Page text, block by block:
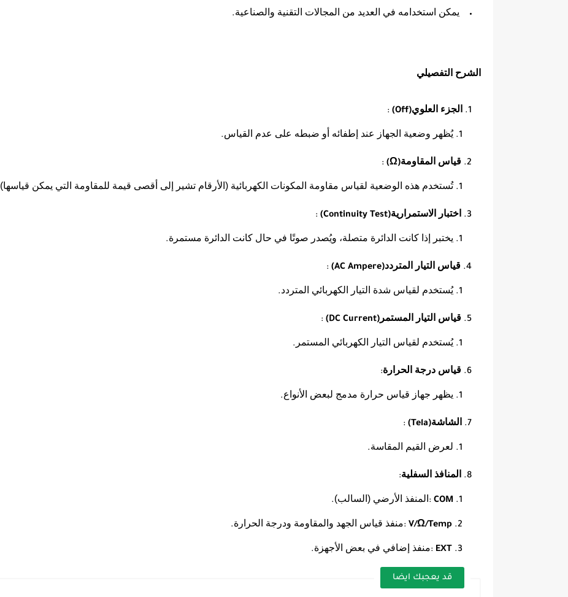
يمكن استخدامه في العديد من المجالات التقنية والصناعية.
الشرح التفصيلي
الجزء العلوي(Off)
:
يُظهر وضعية الجهاز عند إطفائه أو ضبطه على عدم القياس.
قياس المقاومة(Ω)
:
تُستخدم هذه الوضعية لقياس مقاومة المكونات الكهربائية (الأرقام تشير إلى أقصى قيمة للمقاومة التي يمكن قياسها)
اختبار الاستمرارية(Continuity Test)
:
يختبر إذا كانت الدائرة متصلة، ويُصدر صوتًا في حال كانت الدائرة مستمرة.
قياس التيار المتردد(AC Ampere)
:
يُستخدم لقياس شدة التيار الكهربائي المتردد.
قياس التيار المستمر (DC Current)
:
يُستخدم لقياس التيار الكهربائي المستمر .
قياس درجة الحرارة:
يظهر جهاز قياس حرارة مدمج لبعض الأنواع.
الشاشة(Tela)
:
لعرض القيم المقاسة.
المنافذ السفلية:
COM
: المنفذ الأرضي (السالب).
V/Ω/Temp
:منفذ قياس الجهد والمقاومة ودرجة الحرارة.
EXT
:منفذ إضافي في بعض الأجهزة.
قد يعجبك ايضا